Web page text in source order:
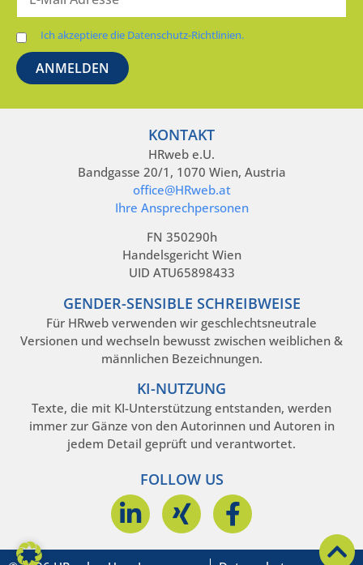
Ich akzeptiere die Datenschutz-Richtlinien.
KONTAKT
HRweb e.U.
Bandgasse 20/1, 1070 Wien, Austria
office@HRweb.at
Ihre Ansprechpersonen
FN 350290h
Handelsgericht Wien
UID ATU65898433
GENDER-SENSIBLE SCHREIBWEISE
Für HRweb verwenden wir geschlechtsneutrale
Versionen und wechseln bewusst zwischen weiblichen &
männlichen Bezeichnungen.
KI-NUTZUNG
Texte, die mit KI-Unterstützung entstanden, werden
immer zur Gänze von den Autorinnen und Autoren in
jedem Detail geprüft und verantwortet.
FOLLOW US